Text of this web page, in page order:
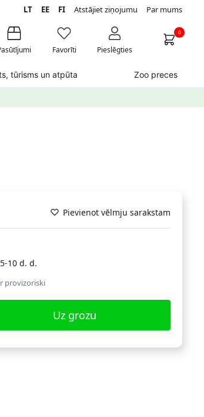
LT EE FIAtstājiet ziņojumu Par mums
Favorīti Pieslēgties
0
tūrisms un atpūta Zoo preces
Pievienot vēlmju sarakstam
10 d. d.
provizoriski
Uz grozu